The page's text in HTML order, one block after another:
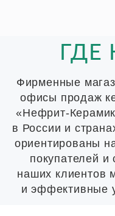
ГДЕ
Фирменные
офисы продаж
«Нефрит-
в России и
ориентированы
покупателей и
наших клиентов
и эффективные